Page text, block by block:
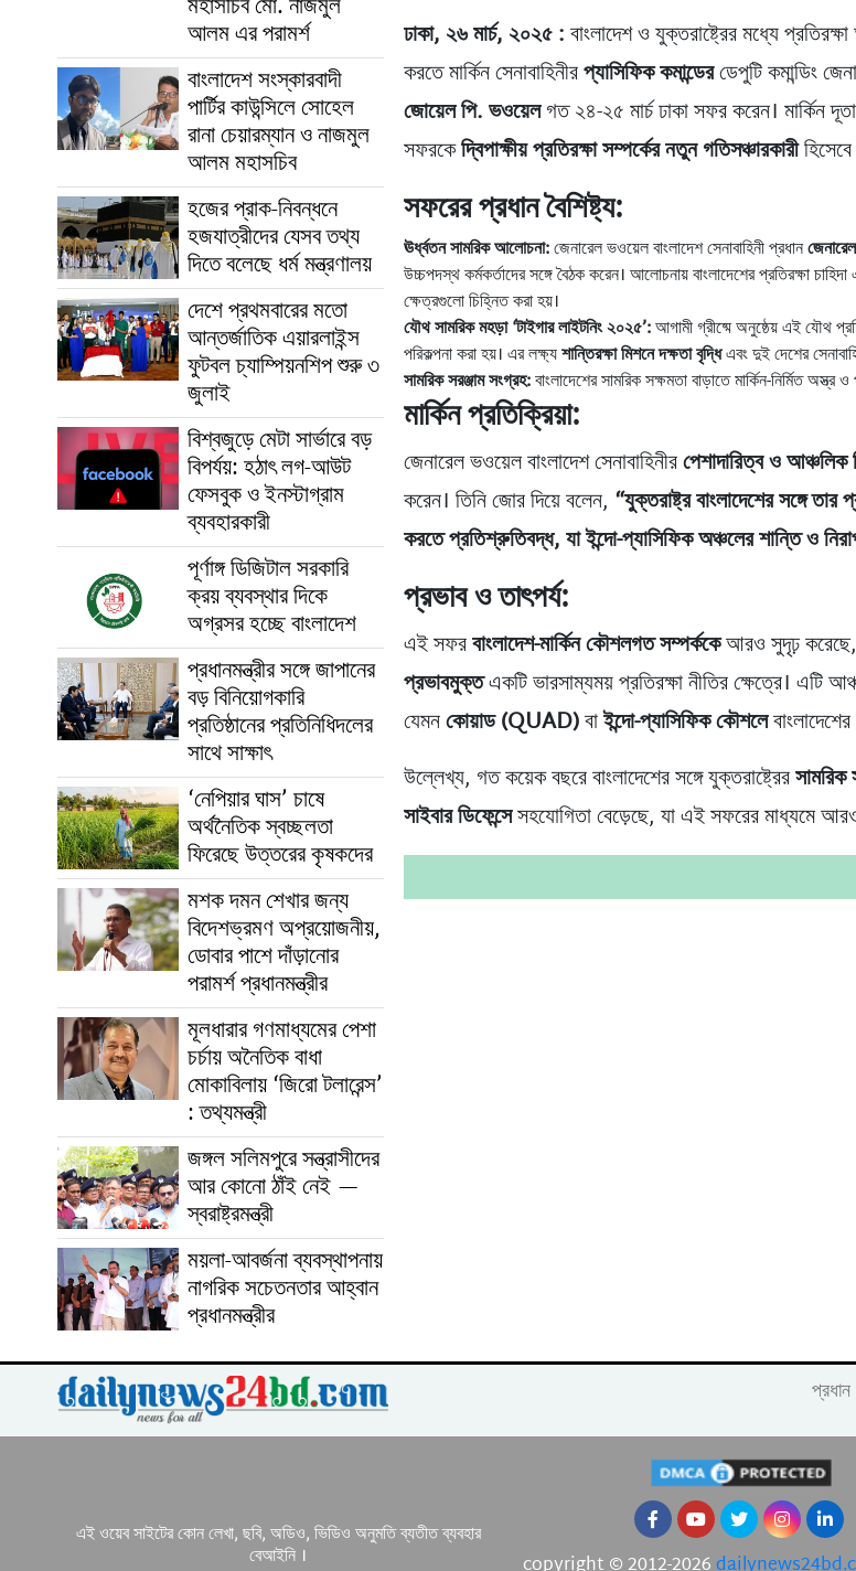
আলম এর পরামর্শ
বাংলাদেশ সংস্কারবাদী
পার্টির কাউন্সিলে সোহেল
রানা চেয়ারম্যান ও নাজমুল
আলম মহাসচিব
হজের প্রাক-নিবন্ধনে
হজযাত্রীদের যেসব তথ্য
দিতে বলেছে ধর্ম মন্ত্রণালয়
দেশে প্রথমবারের মতো
আন্তর্জাতিক এয়ারলাইন্স
ফুটবল চ্যাম্পিয়নশিপ শুরু ৩
জুলাই
বিশ্বজুড়ে মেটা সার্ভারে বড়
বিপর্যয়: হঠাৎ লগ-আউট
ফেসবুক ও ইনস্টাগ্রাম
ব্যবহারকারী
পূর্ণাঙ্গ ডিজিটাল সরকারি
ক্রয় ব্যবস্থার দিকে
অগ্রসর হচ্ছে বাংলাদেশ
প্রধানমন্ত্রীর সঙ্গে জাপানের
বড় বিনিয়োগকারি
প্রতিষ্ঠানের প্রতিনিধিদলের
সাথে সাক্ষাৎ
‘নেপিয়ার ঘাস’ চাষে
অর্থনৈতিক স্বচ্ছলতা
ফিরেছে উত্তরের কৃষকদের
মশক দমন শেখার জন্য
বিদেশভ্রমণ অপ্রয়োজনীয়,
ডোবার পাশে দাঁড়ানোর
পরামর্শ প্রধানমন্ত্রীর
মূলধারার গণমাধ্যমের পেশা
চর্চায় অনৈতিক বাধা
মোকাবিলায় ‘জিরো টলারেন্স’
: তথ্যমন্ত্রী
জঙ্গল সলিমপুরে সন্ত্রাসীদের
আর কোনো ঠাঁই নেই —
স্বরাষ্ট্রমন্ত্রী
ময়লা-আবর্জনা ব্যবস্থাপনায়
নাগরিক সচেতনতার আহ্বান
প্রধানমন্ত্রীর
ঢাকা, ২৬ মার্চ, ২০২৫ :বাংলাদেশ ও যুক্তরাষ্ট্রের মধ্যে
করতে মার্কিন সেনাবাহিনীরপ্যাসিফিক কমান্ডেরডেপুটি কমান্ডিং
জোয়েল পি. ভওয়েলগত ২৪-২৫ মার্চ ঢাকা সফর করেন। মার্কিন
সফরকেদ্বিপাক্ষীয় প্রতিরক্ষা সম্পর্কের নতুন গতিসঞ্চারকারী
সফরের প্রধান বৈশিষ্ট্য:
ঊর্ধ্বতন সামরিক আলোচনা:জেনারেল ভওয়েল বাংলাদেশ সেনাবাহিনী প্রধান
উচ্চপদস্থ কর্মকর্তাদের সঙ্গে বৈঠক করেন। আলোচনায় বাংলাদেশের প্রতিরক্ষা
ক্ষেত্রগুলো চিহ্নিত করা হয়।
যৌথ সামরিক মহড়া ‘টাইগার লাইটনিং ২০২৫’:আগামী গ্রীষ্মে অনুষ্ঠেয় এই যৌথ
পরিকল্পনা করা হয়। এর লক্ষ্যশান্তিরক্ষা মিশনে দক্ষতা বৃদ্ধিএবং দুই দেশের
সামরিক সরঞ্জাম সংগ্রহ:বাংলাদেশের সামরিক সক্ষমতা বাড়াতে মার্কিন-নির্মিত
মার্কিন প্রতিক্রিয়া:
জেনারেল ভওয়েল বাংলাদেশ সেনাবাহিনীরপেশাদারিত্ব ও
করেন। তিনি জোর দিয়ে বলেন, “যুক্তরাষ্ট্র বাংলাদেশের সঙ্গে
করতে প্রতিশ্রুতিবদ্ধ, যা ইন্দো-প্যাসিফিক অঞ্চলের শান্তি ও
প্রভাব ও তাৎপর্য:
এই সফরবাংলাদেশ-মার্কিন কৌশলগত সম্পর্ককেআরও সুদৃঢ়
প্রভাবমুক্তএকটি ভারসাম্যময় প্রতিরক্ষা নীতির ক্ষেত্রে। এটি
যেমনকোয়াড (QUAD)বাইন্দো-প্যাসিফিক কৌশলে
উল্লেখ্য, গত কয়েক বছরে বাংলাদেশের সঙ্গে যুক্তরাষ্ট্রের
সাইবার ডিফেন্সেসহযোগিতা বেড়েছে, যা এই সফরের মাধ্যমে আরও
প্রধান
এই ওয়েব সাইটের কোন লেখা, ছবি, অডিও, ভিডিও অনুমতি ব্যতীত ব্যবহার
বেআইনি ।